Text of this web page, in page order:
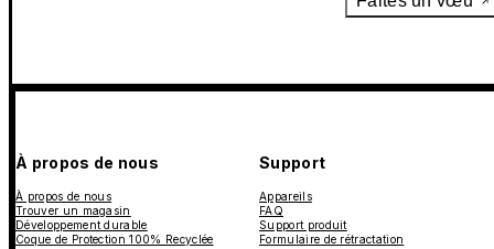
À propos de nous
À propos de nous
Trouver un magasin
Développement durable
Coque de Protection 100% Recyclée
Support
Appareils
FAQ
Support produit
Formulaire de rétractation